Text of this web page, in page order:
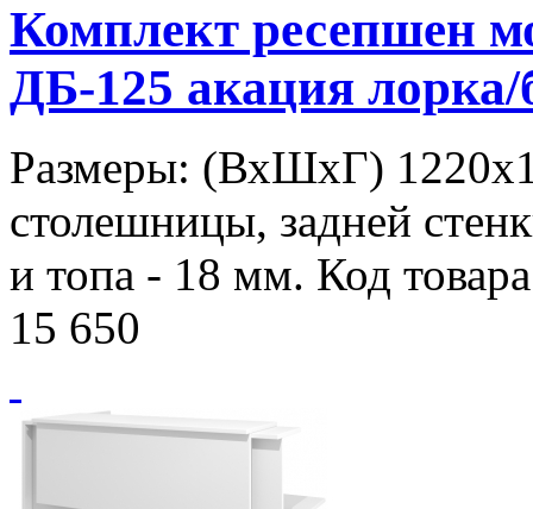
Комплект ресепшен
ДБ-125 акация
Размеры: (ВхШхГ)
столешницы, задней
и топа - 18 мм. Код
15 650